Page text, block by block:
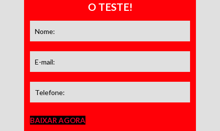
O TESTE!
BAIXAR AGORA